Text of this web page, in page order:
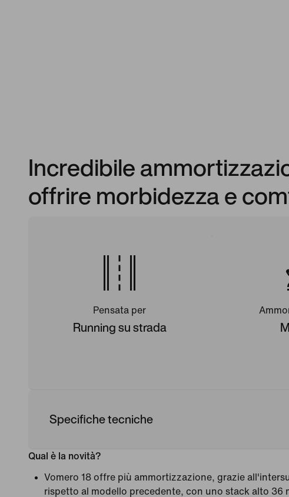
Incredibile
offrire morbidezza e
Pensata per
Running su strada
Specifiche tecniche
Qual è la novità?
Vomero 18 offre più ammortizzazione, grazie
rispetto al modello precedente, con uno stack alto 36